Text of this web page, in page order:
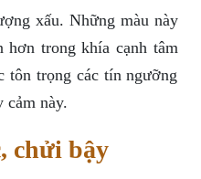
xấu. Những màu này
hơn trong khía cạnh tâm
tôn trọng các tín ngưỡng
cảm này.
chửi bậy